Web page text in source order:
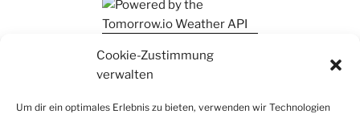
Cookie-Zustimmung
verwalten
Um dir ein optimales Erlebnis zu bieten, verwenden wir Technologien